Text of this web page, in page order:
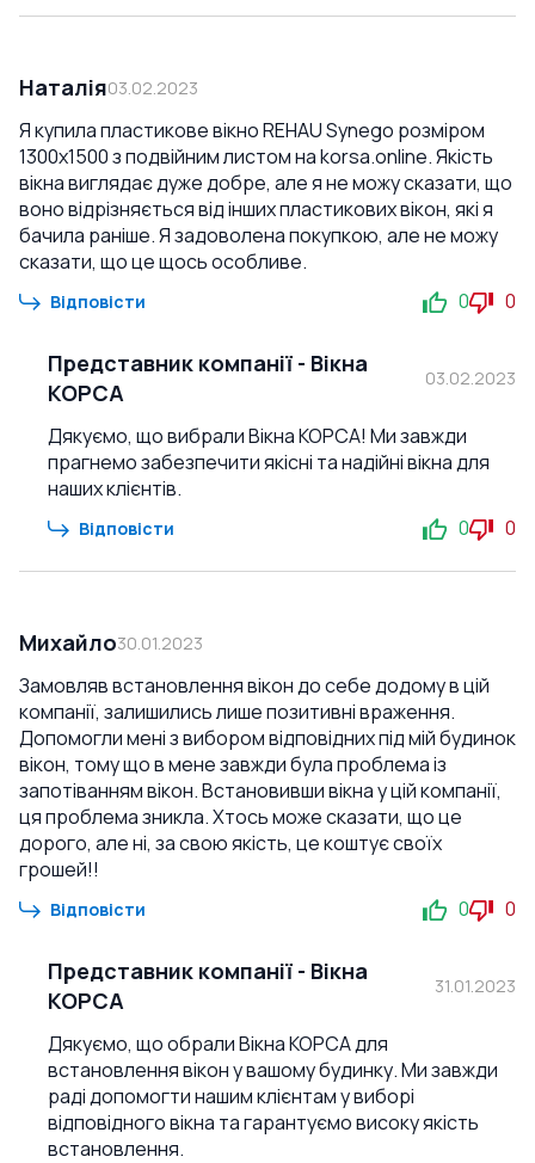
Наталія03.02.2023
Я купила пластикове вікно REHAU Synego розміром
1300x1500 з подвійним листом на korsa.online. Якість
вікна виглядає дуже добре, але я не можу сказати, що
воно відрізняється від інших пластикових вікон, які я
бачила раніше. Я задоволена покупкою, але не можу
сказати, що це щось особливе.
Відповісти 0 0
Представник компанії - Вікна
КОРСА
03.02.2023
Дякуємо, що вибрали Вікна КОРСА! Ми завжди
прагнемо забезпечити якісні та надійні вікна для
наших клієнтів.
Відповісти 0 0
Михайло30.01.2023
Замовляв встановлення вікон до себе додому в цій
компанії, залишились лише позитивні враження.
Допомогли мені з вибором відповідних під мій будинок
вікон, тому що в мене завжди була проблема із
запотіванням вікон. Встановивши вікна у цій компанії,
ця проблема зникла. Хтось може сказати, що це
дорого, але ні, за свою якість, це коштує своїх
грошей!!
Відповісти 0 0
Представник компанії - Вікна
КОРСА
31.01.2023
Дякуємо, що обрали Вікна КОРСА для
встановлення вікон у вашому будинку. Ми завжди
раді допомогти нашим клієнтам у виборі
відповідного вікна та гарантуємо високу якість
встановлення.